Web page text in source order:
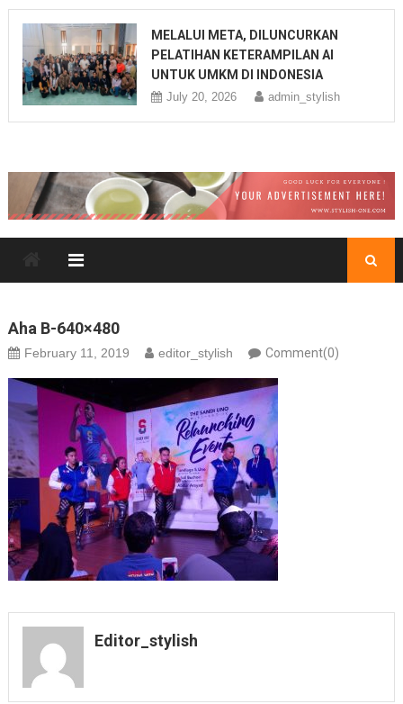
MELALUI META, DILUNCURKAN
PELATIHAN KETERAMPILAN AI
UNTUK UMKM DI INDONESIA
July 20, 2026 admin_stylish
Aha B-640×480
February 11, 2019 editor_stylish Comment(0)
Editor_stylish